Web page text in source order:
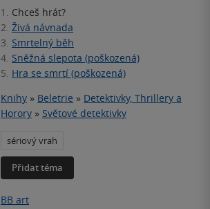
1. Chceš hrát?
2. Živá návnada
3. Smrtelný běh
4. Sněžná slepota (poškozená)
5. Hra se smrtí (poškozená)
Knihy » Beletrie » Detektivky, Thrillery a
Horory » Světové detektivky
sériový vrah
Přidat téma
BB art